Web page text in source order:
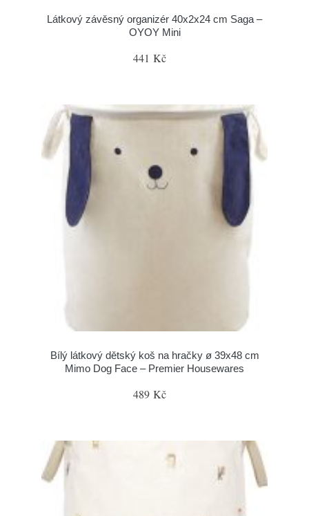
Látkový závěsný organizér 40x2x24 cm Saga –
OYOY Mini
441 Kč
Bílý látkový dětský koš na hračky ø 39x48 cm
Mimo Dog Face – Premier Housewares
489 Kč